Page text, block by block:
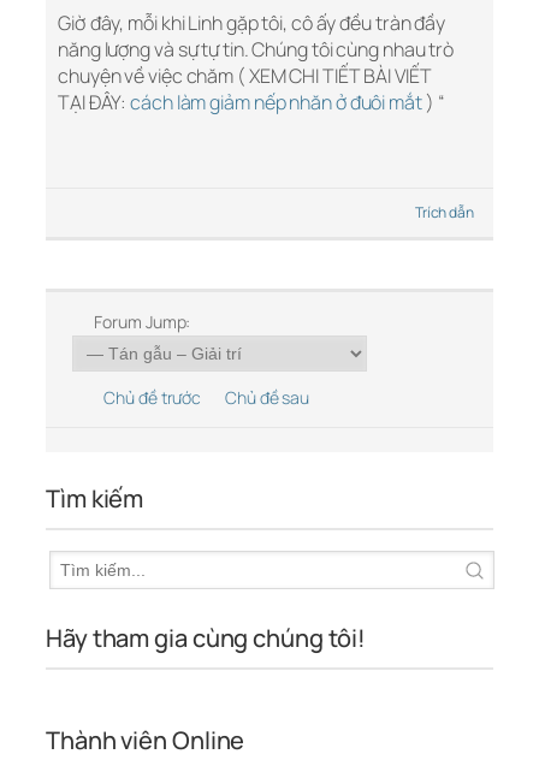
Giờ đây, mỗi khi Linh gặp tôi, cô ấy đều tràn đầy
năng lượng và sự tự tin. Chúng tôi cùng nhau trò
chuyện về việc chăm ( XEM CHI TIẾT BÀI VIẾT
TẠI ĐÂY:cách làm giảm nếp nhăn ở đuôi mắt) “
Trích dẫn
Forum Jump:
Chủ đề trước Chủ đề sau
Tìm kiếm
Hãy tham gia cùng chúng tôi!
Thành viên Online